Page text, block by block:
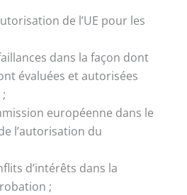
de l’UE pour les
dans la façon dont
évaluées et autorisées
européenne dans le
l’autorisation du
d’intérêts dans la
;